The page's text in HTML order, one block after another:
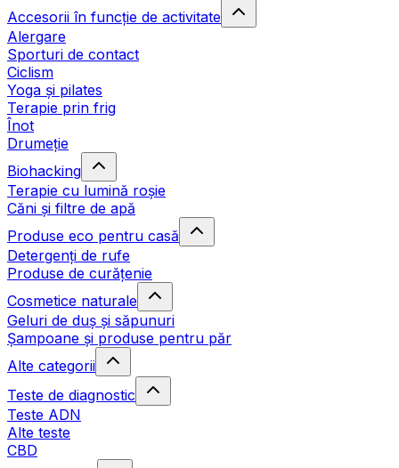
Accesorii în funcție de activitate
Alergare
Sporturi de contact
Ciclism
Yoga și pilates
Terapie prin frig
Înot
Drumeție
Biohacking
Terapie cu lumină roșie
Căni și filtre de apă
Produse eco pentru casă
Detergenți de rufe
Produse de curățenie
Cosmetice naturale
Geluri de duș și săpunuri
Șampoane și produse pentru păr
Alte categorii
Teste de diagnostic
Teste ADN
Alte teste
CBD